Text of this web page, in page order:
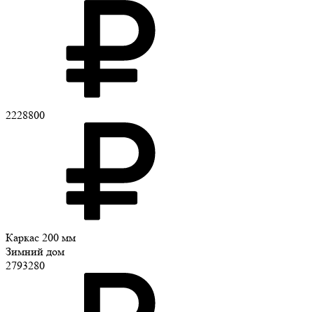
2228800
Каркас 200 мм
Зимний дом
2793280